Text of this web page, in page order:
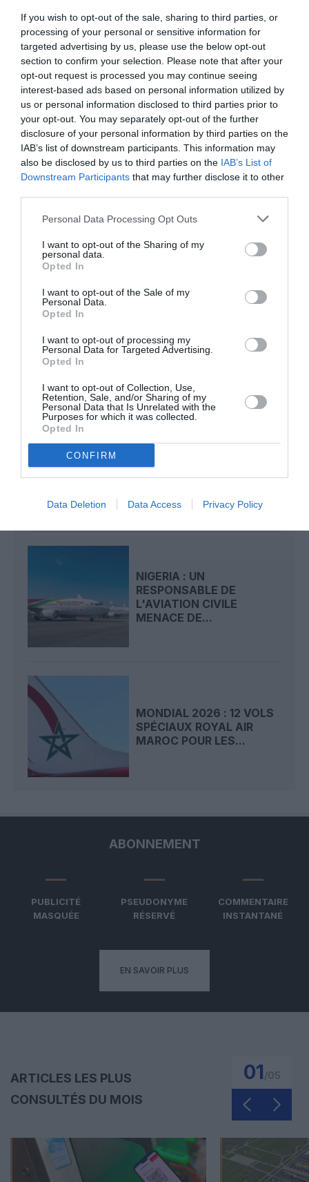
If you wish to opt-out of the sale, sharing to third parties, or
processing of your personal or sensitive information for
targeted advertising by us, please use the below opt-out
section to confirm your selection. Please note that after your
opt-out request is processed you may continue seeing
interest-based ads based on personal information utilized by
us or personal information disclosed to third parties prior to
your opt-out. You may separately opt-out of the further
disclosure of your personal information by third parties on the
IAB’s list of downstream participants. This information may
also be disclosed by us to third parties on the IAB’s List of
Downstream Participants that may further disclose it to other
Personal Data Processing Opt Outs
I want to opt-out of the Sharing of my
personal data.
Opted In
I want to opt-out of the Sale of my
Personal Data.
Opted In
I want to opt-out of processing my
Personal Data for Targeted Advertising.
Opted In
I want to opt-out of Collection, Use,
Retention, Sale, and/or Sharing of my
Personal Data that Is Unrelated with the
Purposes for which it was collected.
Opted In
CONFIRM
Data Deletion Data Access Privacy Policy
DERNIERS COMMENTAIRES
Biznessa commenté l'article :
Pointe‑à‑Pitre – Panama City : Air France ouvre un pont
aérien vers l’Amérique latine
CHECK LASTa commenté l'article :
Airbus doit accélérer avec 90 avions par mois
royal air maroc
LIRE AUSSI
CAPACITÉ RECORD POUR
L’ÉTÉ, MAIS LES PRIX...
NIGERIA : UN
RESPONSABLE DE
L'AVIATION CIVILE
MENACE DE...
MONDIAL 2026 : 12 VOLS
SPÉCIAUX ROYAL AIR
MAROC POUR LES...
ABONNEMENT
PUBLICITÉ
MASQUÉE
PSEUDONYME
RÉSERVÉ
COMMENTAIRE
INSTANTANÉ
EN SAVOIR PLUS
ARTICLES LES PLUS
CONSULTÉS DU MOIS
01